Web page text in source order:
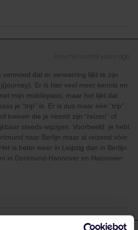
vermoed dat er verwarring lijkt te zijn
Er is hier veel meer kennis en
mijn mobilepass, maar het lijkt dat
je “trip” is. Er is dus maar één “trip”.
treinen die je neemt zijn “reizen” of
steeds wijzigen. Voorbeeld: je hebt
naar Berlijn maar al reizend vòòr
is beter weer in Leipzig dan in Berlijn.
in Dortmund-Hannover en Hannover-